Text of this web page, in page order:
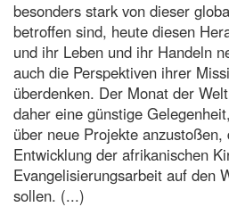
besonders stark von dieser
betroffen sind, heute diesen
und ihr Leben und ihr Handeln
auch die Perspektiven ihrer
überdenken. Der Monat der
daher eine günstige
über neue Projekte
Entwicklung der afrikanischen
Evangelisierungsarbeit auf den
sollen. (...)